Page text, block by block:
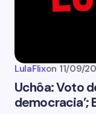
LulaFlixon 11/09/
Uchôa: Voto
democracia’;